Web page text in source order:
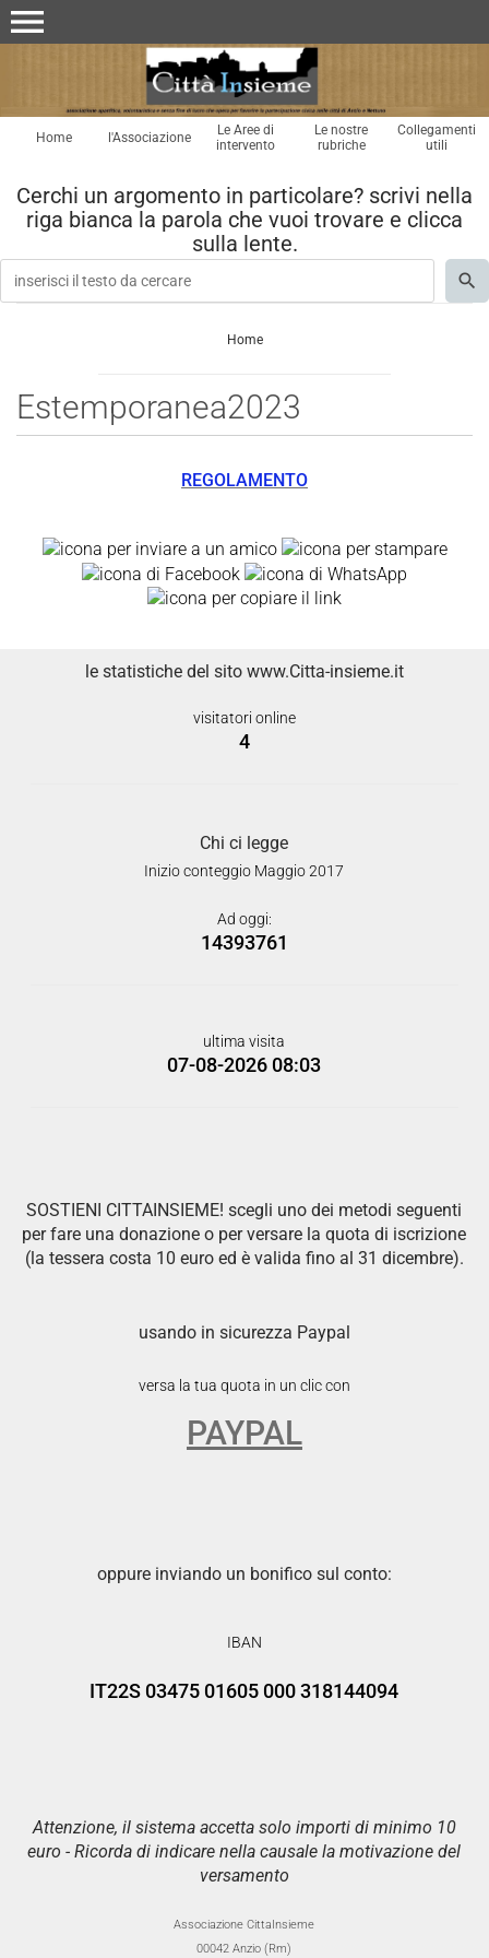
menu
Home l'Associazione
Le Aree di
intervento
Le nostre
rubriche
Collegamenti
utili
Cerchi un argomento in particolare? scrivi nella
riga bianca la parola che vuoi trovare e clicca
sulla lente.
Home
Estemporanea2023
REGOLAMENTO
le statistiche del sito www.Citta-insieme.it
visitatori online
4
Chi ci legge
Inizio conteggio Maggio 2017
Ad oggi:
14393761
ultima visita
07-08-2026 08:03
SOSTIENI CITTAINSIEME! scegli uno dei metodi seguenti
per fare una donazione o per versare la quota di iscrizione
(la tessera costa 10 euro ed è valida fino al 31 dicembre).
usando in sicurezza Paypal
versa la tua quota in un clic con
PAYPAL
oppure inviando un bonifico sul conto:
IBAN
IT22S 03475 01605 000 318144094
Attenzione, il sistema accetta solo importi di minimo 10
euro - Ricorda di indicare nella causale la motivazione del
versamento
Associazione CittaInsieme
00042 Anzio (Rm)